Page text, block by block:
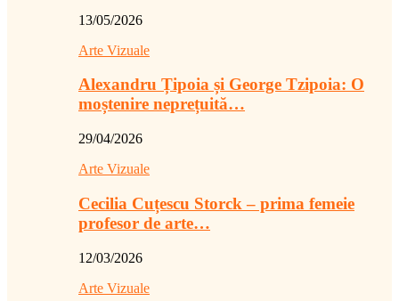
13/05/2026
Arte Vizuale
Alexandru Țipoia și George Tzipoia: O
moștenire neprețuită…
29/04/2026
Arte Vizuale
Cecilia Cuțescu Storck – prima femeie
profesor de arte…
12/03/2026
Arte Vizuale